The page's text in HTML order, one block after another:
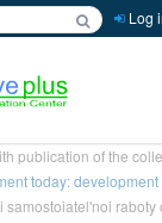
Log
publication of the
today: development
raboty